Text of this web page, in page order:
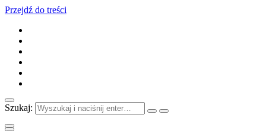
Przejdź do treści
Szukaj: